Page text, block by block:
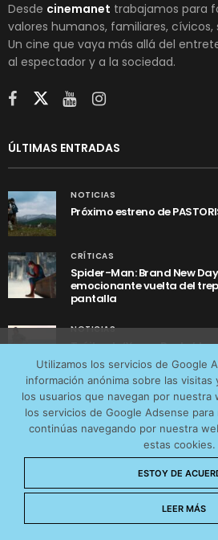
Desde cinemanet trabajamos para
valores humanos, familiares,
Un cine que vaya más allá del
al espectador y a la sociedad.
ÚLTIMAS ENTRADAS
NOTICIAS
Próximo estreno de
CRÍTICAS
Spider-Man: Brand New
emocionante vuelta del
pantalla
NOTICIAS
Tráiler de ‘Yo soy Rocky’,
detrás de cómo Stallone se
CONTACTO
POLÍTICA DE
© 2026 CinemaNet. Designed
Utilizamos los servicios de Google
información anónima sobre las
los usuarios que navegan por nuestra
los servicios de Google Adsense
continúas navegando por nuestra
estas cookies.
ESTOY DE
LEER MÁS
tráfico web que recibimos y
más os interesan. Puede cambiar
obtener más información sobre
utilizamos en nuestra Política de
Aceptar
No permitir